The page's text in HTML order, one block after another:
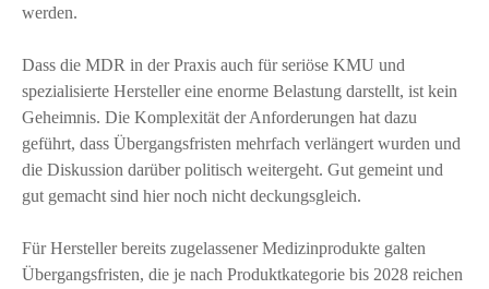
werden.
Dass die MDR in der Praxis auch für seriöse KMU und
spezialisierte Hersteller eine enorme Belastung darstellt, ist kein
Geheimnis. Die Komplexität der Anforderungen hat dazu
geführt, dass Übergangsfristen mehrfach verlängert wurden und
die Diskussion darüber politisch weitergeht. Gut gemeint und
gut gemacht sind hier noch nicht deckungsgleich.
Für Hersteller bereits zugelassener Medizinprodukte galten
Übergangsfristen, die je nach Produktkategorie bis 2028 reichen